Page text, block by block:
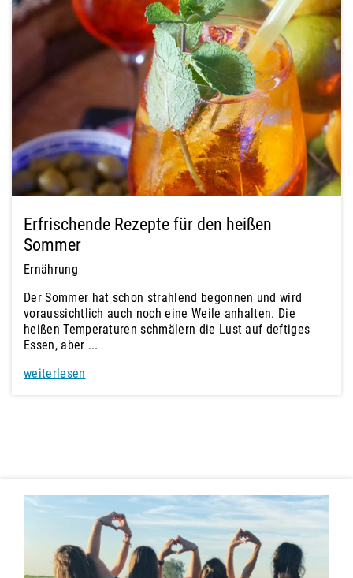
Erfrischende Rezepte für den heißen
Sommer
Ernährung
Der Sommer hat schon strahlend begonnen und wird
voraussichtlich auch noch eine Weile anhalten. Die
heißen Temperaturen schmälern die Lust auf deftiges
Essen, aber ...
weiterlesen